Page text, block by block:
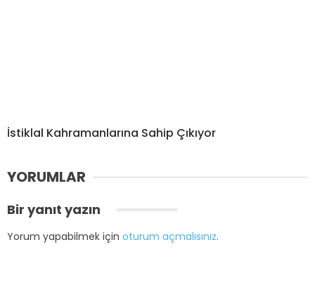
İstiklal Kahramanlarına Sahip Çıkıyor
YORUMLAR
Bir yanıt yazın
Yorum yapabilmek için oturum açmalısınız.